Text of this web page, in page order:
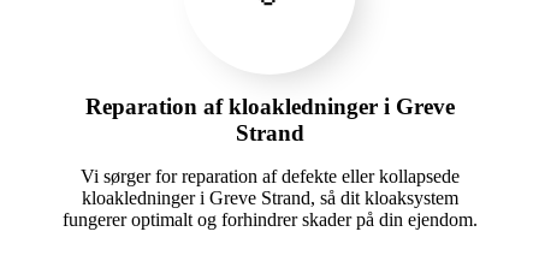
Reparation af kloakledninger i Greve
Strand
Vi sørger for reparation af defekte eller kollapsede
kloakledninger i Greve Strand, så dit kloaksystem
fungerer optimalt og forhindrer skader på din ejendom.